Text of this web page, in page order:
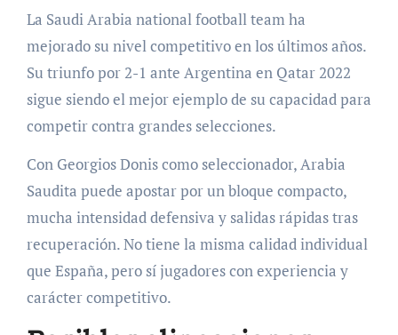
La Saudi Arabia national football team ha
mejorado su nivel competitivo en los últimos años.
Su triunfo por 2-1 ante Argentina en Qatar 2022
sigue siendo el mejor ejemplo de su capacidad para
competir contra grandes selecciones.
Con Georgios Donis como seleccionador, Arabia
Saudita puede apostar por un bloque compacto,
mucha intensidad defensiva y salidas rápidas tras
recuperación. No tiene la misma calidad individual
que España, pero sí jugadores con experiencia y
carácter competitivo.